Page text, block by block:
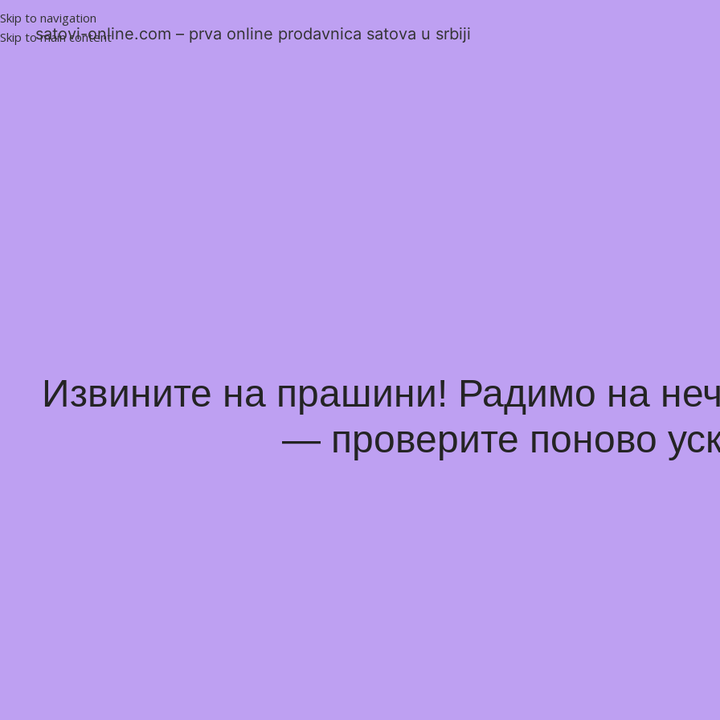
Skip to navigation
Skip to main content
satovi-online.com – prva online prodavnica satova u srbiji
Извините на прашини! Радимо на
— проверите поново